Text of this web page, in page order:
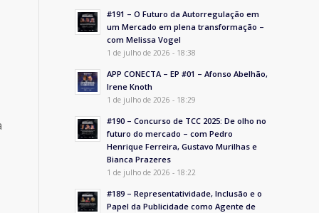
#191 – O Futuro da Autorregulação em
um Mercado em plena transformação –
com Melissa Vogel
1 de julho de 2026 - 18:38
APP CONECTA – EP #01 – Afonso Abelhão,
Irene Knoth
1 de julho de 2026 - 18:29
#190 – Concurso de TCC 2025: De olho no
futuro do mercado – com Pedro
Henrique Ferreira, Gustavo Murilhas e
Bianca Prazeres
1 de julho de 2026 - 18:22
#189 – Representatividade, Inclusão e o
Papel da Publicidade como Agente de